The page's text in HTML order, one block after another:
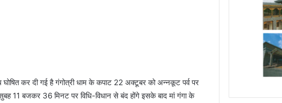
घोषित कर दी गई है गंगोत्री धाम के कपाट 22 अक्टूबर को अन्नकूट पर्व पर
11 बजकर 36 मिनट पर विधि-विधान से बंद होंगे इसके बाद मां गंगा के